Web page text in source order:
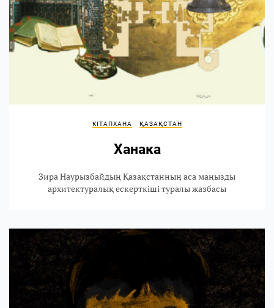
КІТАПХАНА ҚАЗАҚСТАН
Ханака
Зира Наурызбайдың Қазақстанның аса маңызды
архитектуралық ескерткіші туралы жазбасы